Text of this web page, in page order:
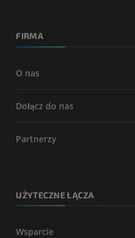
FIRMA
O nas
Dołącz do nas
Partnerzy
UŻYTECZNE ŁĄCZA
Wsparcie